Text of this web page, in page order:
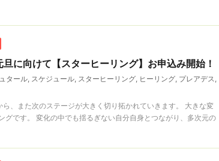
に向けて【スターヒーリング】お申込み開始！
タール, スケジュール, スターヒーリング, ヒーリング, プレアデス,
、また次のステージが大きく切り拓かれていきます。 大きな変
グです。 変化の中でも揺るぎない自分自身とつながり、多次元の